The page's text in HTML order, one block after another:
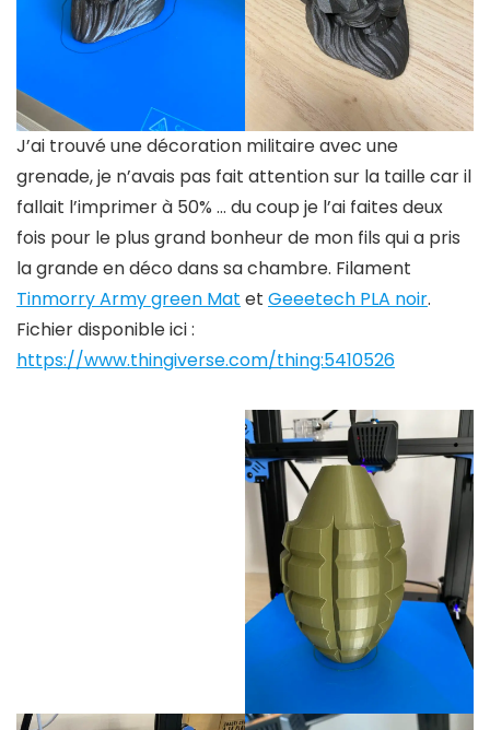
J’ai trouvé une décoration militaire avec une
grenade, je n’avais pas fait attention sur la taille car il
fallait l’imprimer à 50% … du coup je l’ai faites deux
fois pour le plus grand bonheur de mon fils qui a pris
la grande en déco dans sa chambre. Filament
Tinmorry Army green Mat et Geeetech PLA noir.
Fichier disponible ici :
https://www.thingiverse.com/thing:5410526